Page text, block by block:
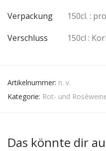
Verpackung
150cl. :
Verschluss
150cl :
Artikelnummer: n. v.
Kategorie: Rot- und
Das könnte dir